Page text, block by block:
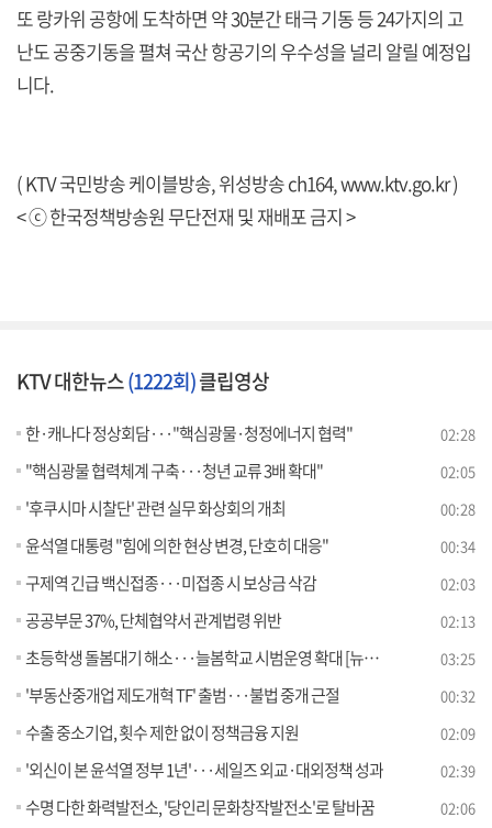
또 랑카위 공항에 도착하면 약 30분간 태극 기동 등 24가지의 고
난도 공중기동을 펼쳐 국산 항공기의 우수성을 널리 알릴 예정입
니다.
( KTV 국민방송 케이블방송, 위성방송 ch164,www.ktv.go.kr)
< ⓒ 한국정책방송원 무단전재 및 재배포 금지 >
KTV 대한뉴스(1222회)클립영상
한·캐나다 정상회담···"핵심광물·청정에너지 협력" 02:28
"핵심광물 협력체계 구축···청년 교류 3배 확대" 02:05
'후쿠시마 시찰단' 관련 실무 화상회의 개최 00:28
윤석열 대통령 "힘에 의한 현상 변경, 단호히 대응" 00:34
구제역 긴급 백신접종···미접종 시 보상금 삭감 02:03
공공부문 37%, 단체협약서 관계법령 위반 02:13
초등학생 돌봄대기 해소···늘봄학교 시범운영 확대 [뉴스의 맥] 03:25
'부동산중개업 제도개혁 TF' 출범···불법 중개 근절 00:32
수출 중소기업, 횟수 제한 없이 정책금융 지원 02:09
'외신이 본 윤석열 정부 1년'···세일즈 외교·대외정책 성과 02:39
수명 다한 화력발전소, '당인리 문화창작발전소'로 탈바꿈 02:06